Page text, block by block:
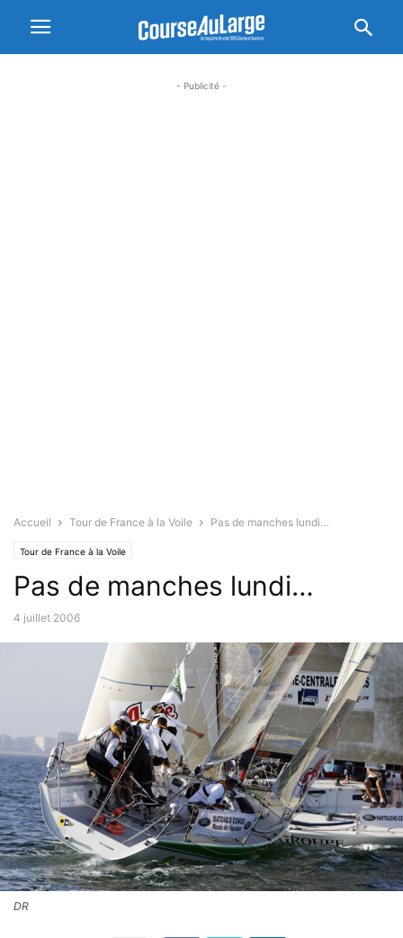
- Publicité -
Accueil Tour de France à la Voile Pas de manches lundi…
Tour de France à la Voile
Pas de manches lundi…
4 juillet 2006
DR